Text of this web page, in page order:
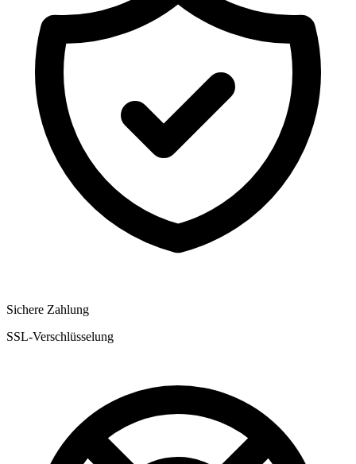
Sichere Zahlung
SSL-Verschlüsselung